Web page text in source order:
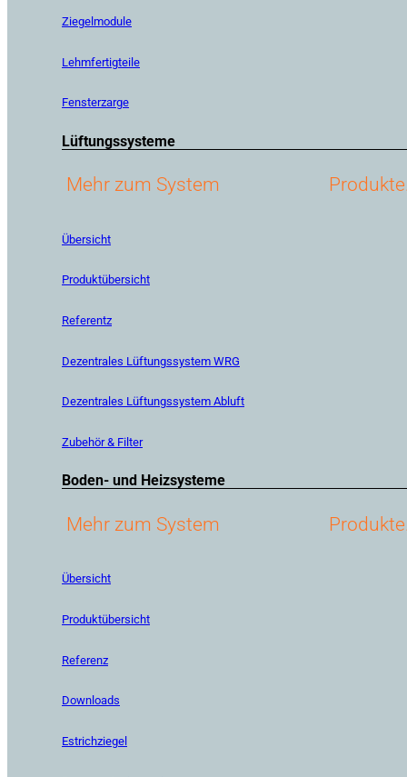
Ziegelmodule
Lehmfertigteile
Fensterzarge
Lüftungssysteme
Mehr zum System
Übersicht
Produktübersicht
Referentz
Dezentrales Lüftungssystem WRG
Dezentrales Lüftungssystem Abluft
Zubehör & Filter
Boden- und Heizsysteme
Mehr zum System
Übersicht
Produktübersicht
Referenz
Downloads
Estrichziegel